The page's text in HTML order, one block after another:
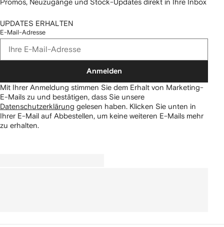
Promos, Neuzugänge und Stock-Updates direkt in Ihre Inbox
UPDATES ERHALTEN
E-Mail-Adresse
Anmelden
Mit Ihrer Anmeldung stimmen Sie dem Erhalt von Marketing-
E-Mails zu und bestätigen, dass Sie unsere
Datenschutzerklärung gelesen haben. Klicken Sie unten in
Ihrer E-Mail auf Abbestellen, um keine weiteren E-Mails mehr
zu erhalten.